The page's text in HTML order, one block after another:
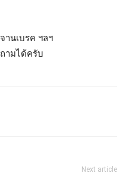
านเบรค ฯลฯ
ามได้ครับ
Next article